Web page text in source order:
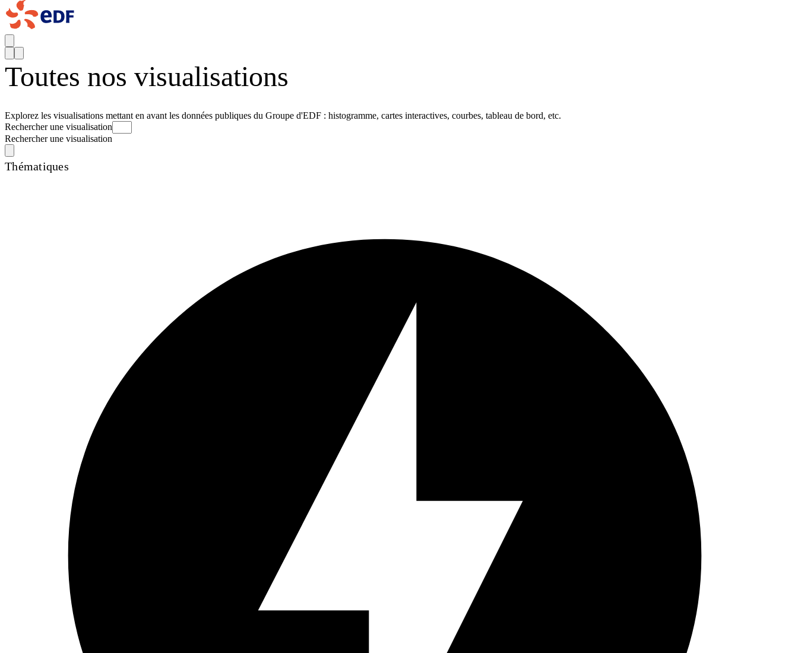
Toutes nos visualisations
Explorez les visualisations mettant en avant les données publiques du Groupe d'EDF : histogramme, cartes interactives, courbes, tableau de bord, etc.
Rechercher une visualisation
Rechercher une visualisation
Thématiques